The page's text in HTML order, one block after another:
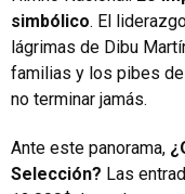
simbólico. El
lágrimas de Dibu
familias y los pibes
no terminar jamás.
Ante este panorama,
Selección? Las